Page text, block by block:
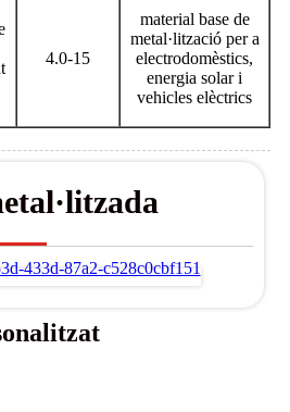
4.0-15
material base de
metal·lització per a
electrodomèstics,
energia solar i
vehicles elèctrics